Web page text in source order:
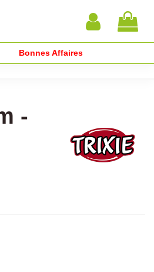
Bonnes Affaires
-